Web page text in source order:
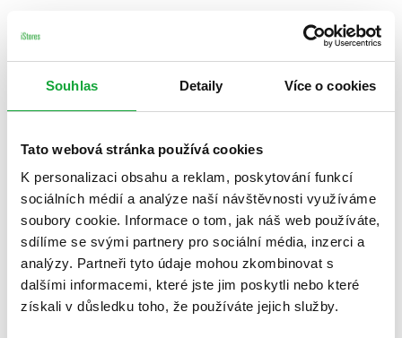
Souhlas Detaily Více o cookies
Tato webová stránka používá cookies
K personalizaci obsahu a reklam, poskytování funkcí
sociálních médií a analýze naší návštěvnosti využíváme
soubory cookie. Informace o tom, jak náš web používáte,
sdílíme se svými partnery pro sociální média, inzerci a
analýzy. Partneři tyto údaje mohou zkombinovat s
dalšími informacemi, které jste jim poskytli nebo které
získali v důsledku toho, že používáte jejich služby.